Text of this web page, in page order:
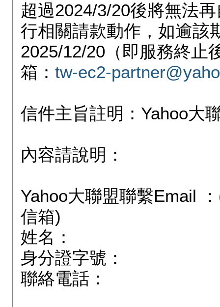
超過2024/3/20後將無法
行相關請款動作，如逾該
2025/12/20（即服務終止
箱： tw-ec2-
信件主旨註明：Yahoo大
內容請說明：
Yahoo大聯盟聯繫Email
信箱)
姓名：
身分證字號：
聯絡電話：